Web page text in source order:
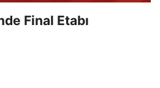
Final Etabı